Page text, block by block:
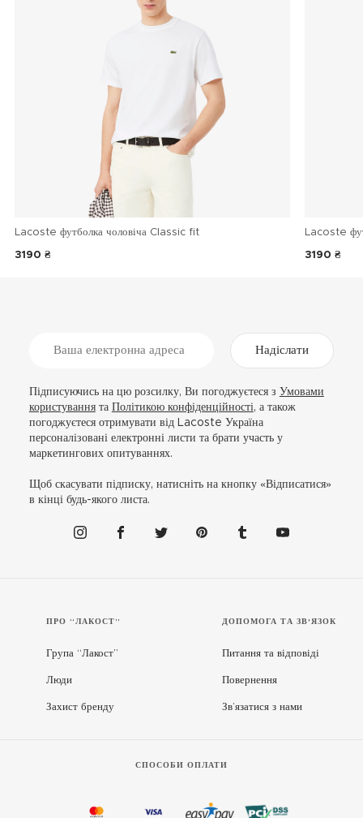
Lacoste футболка чоловіча Classic fit
3190 ₴
Lacoste
3190 ₴
Надіслати
Підписуючись на цю розсилку, Ви погоджуєтеся з Умовами
користуваннята Політикою конфіденційності, а також
погоджуєтеся отримувати від Lacoste Україна
персоналізовані електронні листи та брати участь у
маркетингових опитуваннях.
Щоб скасувати підписку, натисніть на кнопку «Відписатися»
в кінці будь-якого листа.
ПРО “ЛАКОСТ”
Група “Лакост”
Люди
Захист бренду
ДОПОМОГА ТА ЗВ'ЯЗОК
Питання та відповіді
Повернення
Зв’язатися з нами
СПОСОБИ ОПЛАТИ